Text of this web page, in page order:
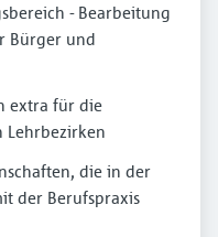
- Bearbeitung
Bürger und
extra für die
die in der
der Berufspraxis